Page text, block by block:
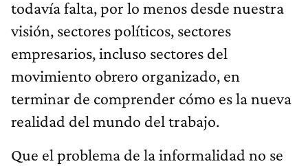
todavía falta, por lo menos desde nuestra
visión, sectores políticos, sectores
empresarios, incluso sectores del
movimiento obrero organizado, en
terminar de comprender cómo es la nueva
realidad del mundo del trabajo.
Que el problema de la informalidad no se